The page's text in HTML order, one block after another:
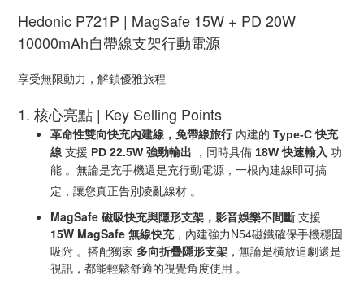
Hedonic P721P | MagSafe 15W + PD 20W
10000mAh自帶線支架行動電源
享受無限動力，解鎖優雅旅程
1. 核心亮點 | Key Selling Points
革命性雙向快充內建線，免帶線旅行 內建的 Type-C快充
線 支援 PD 22.5W 強勁輸出 ，同時具備 18W快速輸入 功
能 。無論是充手機還是充行動電源，一根內建線即可搞
定，讓您真正告別凌亂線材 。
MagSafe 磁吸快充與隱形支架，影音娛樂不間斷 支援
15W MagSafe 無線快充，內建強力N54磁鐵確保手機穩固
吸附 。搭配獨家 多向折疊隱形支架 ，無論是橫放追劇還是
視訊，都能輕鬆舒適的視覺角度使用 。